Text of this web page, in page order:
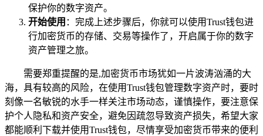
保护你的数字资产。
开始使用 ：完成上述步骤后，你就可以使用Trust钱包进
行加密货币的存储、交易等操作了，开启属于你的数字
资产管理之旅。
需要郑重提醒的是,加密货币市场犹如一片波涛汹涌的大
海，具有较高的风险，在使用Trust钱包管理数字资产时，要时
刻像一名敏锐的水手一样关注市场动态，谨慎操作，要注意保
护个人隐私和资产安全，避免因疏忽导致资产损失，希望大家
都能顺利下载并使用Trust钱包，尽情享受加密货币带来的便利